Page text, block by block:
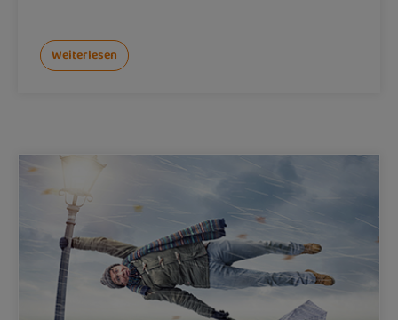
Weiterlesen